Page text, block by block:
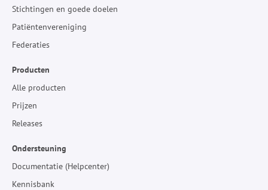
Stichtingen en goede doelen
Patiëntenvereniging
Federaties
Producten
Alle producten
Prijzen
Releases
Ondersteuning
Documentatie (Helpcenter)
Kennisbank